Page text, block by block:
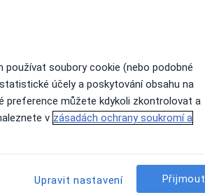
soubory cookie (nebo podobné
účely a poskytování obsahu na
preference můžete kdykoli zkontrolovat a
v zásadách ochrany soukromí a
Upravit nastavení Přijmout